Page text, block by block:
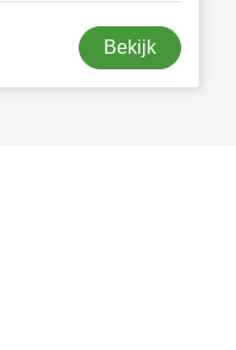
Bekijk